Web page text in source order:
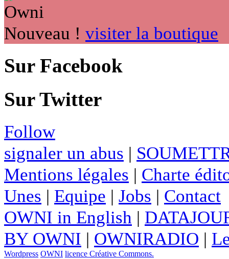
Nouveau ! visiter la boutique
Sur Facebook
Sur Twitter
Follow
signaler un abus |
Mentions légales | Charte
Unes | Equipe | Jobs | Contact
OWNI in English |
BY OWNI | OWNIRADIO |
Wordpress OWNI licence Créative Commons.